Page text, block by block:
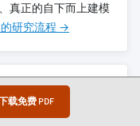
载免费 PDF
真正的自下而上建模
研究流程 →